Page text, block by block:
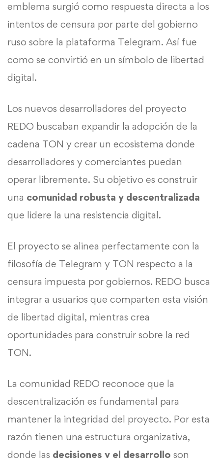
emblema surgió como respuesta directa a los
intentos de censura por parte del gobierno
ruso sobre la plataforma Telegram. Así fue
como se convirtió en un símbolo de libertad
digital.
Los nuevos desarrolladores del proyecto
REDO buscaban expandir la adopción de la
cadena TON y crear un ecosistema donde
desarrolladores y comerciantes puedan
operar libremente. Su objetivo es construir
una comunidad robusta y descentralizada
que lidere la una resistencia digital.
El proyecto se alinea perfectamente con la
filosofía de Telegram y TON respecto a la
censura impuesta por gobiernos. REDO busca
integrar a usuarios que comparten esta visión
de libertad digital, mientras crea
oportunidades para construir sobre la red
TON.
La comunidad REDO reconoce que la
descentralización es fundamental para
mantener la integridad del proyecto. Por esta
razón tienen una estructura organizativa,
donde las decisiones y el desarrollo son